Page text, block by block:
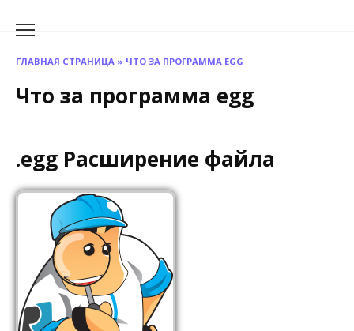
ГЛАВНАЯ СТРАНИЦА » ЧТО ЗА ПРОГРАММА EGG
Что за программа egg
.egg Расширение файла